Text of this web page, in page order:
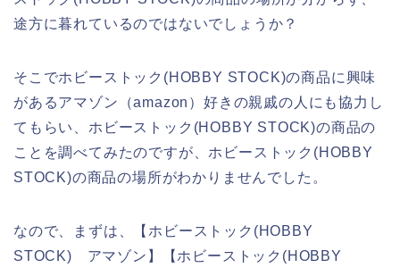
途方に暮れているのではないでしょうか？
そこでホビーストック(HOBBY STOCK)の商品に興味
があるアマゾン（amazon）好きの親戚の人にも協力し
てもらい、ホビーストック(HOBBY STOCK)の商品の
ことを調べてみたのですが、ホビーストック(HOBBY
STOCK)の商品の場所がわかりませんでした。
なので、まずは、【ホビーストック(HOBBY
STOCK) アマゾン】【ホビーストック(HOBBY